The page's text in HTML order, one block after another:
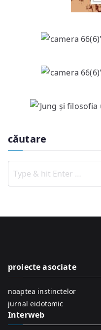
căutare
proiecte asociate
noaptea instinctelor
jurnal eidotomic
Interweb